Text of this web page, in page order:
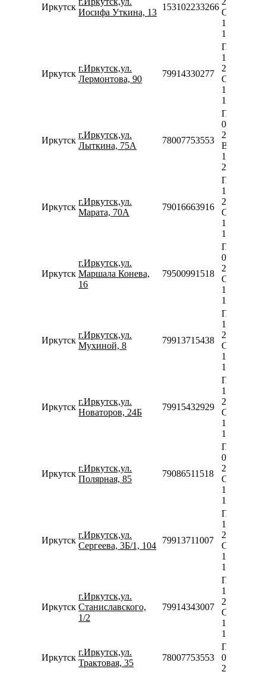
Иркутск
Иосифа Уткина, 13
153102233266
Сб-Вс
10:00-
18:00
Иркутск
г.Иркутск,ул.
Лермонтова, 90
79914330277
Пн-Пт
10:00-
20:00
Сб-Вс
10:00-
18:00
Иркутск
г.Иркутск,ул.
Лыткина, 75А
78007753553
Пн-Сб
08:00-
20:00
Вс
10:00-
20:00
Иркутск
г.Иркутск,ул.
Марата, 70А
79016663916
Пн-Пт
10:00-
20:00
Сб-Вс
10:00-
18:00
Иркутск
г.Иркутск,ул.
Маршала Конева,
16
79500991518
Пн-Пт
09:00-
20:00
Сб-Вс
10:00-
18:00
Иркутск
г.Иркутск,ул.
Мухиной, 8
79913715438
Пн-Пт
10:00-
20:00
Сб-Вс
10:00-
18:00
Иркутск
г.Иркутск,ул.
Новаторов, 24Б
79915432929
Пн-Пт
10:00-
20:00
Сб-Вс
10:00-
18:00
Иркутск
г.Иркутск,ул.
Полярная, 85
79086511518
Пн-Пт
09:00-
20:00
Сб-Вс
10:00-
18:00
Иркутск
г.Иркутск,ул.
Сергеева, 3Б/1, 104
79913711007
Пн-Пт
10:00-
20:00
Сб-Вс
10:00-
18:00
Иркутск
г.Иркутск,ул.
Станиславского,
1/2
79914343007
Пн-Пт
10:00-
20:00
Сб-Вс
10:00-
18:00
Иркутск
г.Иркутск,ул.
Трактовая, 35
78007753553
Пн-Вс
08:00-
23:00